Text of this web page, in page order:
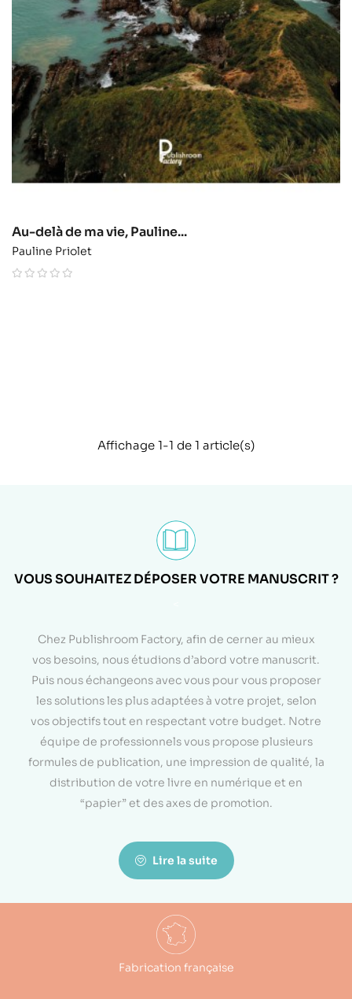
Au-delà de ma vie, Pauline...
Pauline Priolet
Affichage 1-1 de 1 article(s)
VOUS SOUHAITEZ DÉPOSER VOTRE MANUSCRIT ?
Chez Publishroom Factory, afin de cerner au mieux
vos besoins, nous étudions d’abord votre manuscrit.
Puis nous échangeons avec vous pour vous proposer
les solutions les plus adaptées à votre projet, selon
vos objectifs tout en respectant votre budget. Notre
équipe de professionnels vous propose plusieurs
formules de publication, une impression de qualité, la
distribution de votre livre en numérique et en
“papier” et des axes de promotion.
Lire la suite
Fabrication française